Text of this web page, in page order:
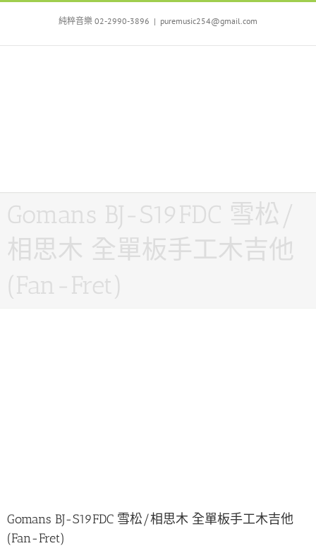
Skip
純粹音樂 02-2990-3896 | puremusic254@gmail.com
Gomans BJ-S19FDC 雪松/
相思木 全單板手工木吉他
(Fan-Fret)
Gomans BJ-S19FDC 雪松/相思木 全單板手工木吉他
(Fan-Fret)